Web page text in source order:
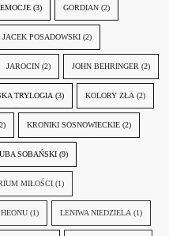
(3) GORDIAN (2)
JACEK POSADOWSKI (2)
JAROCIN (2) JOHN BEHRINGER (2)
TRYLOGIA (3) KOLORY ZŁA (2)
KRONIKI SOSNOWIECKIE (2)
SOBAŃSKI (9)
MIŁOŚCI (1)
(1) LENIWA NIEDZIELA (1)